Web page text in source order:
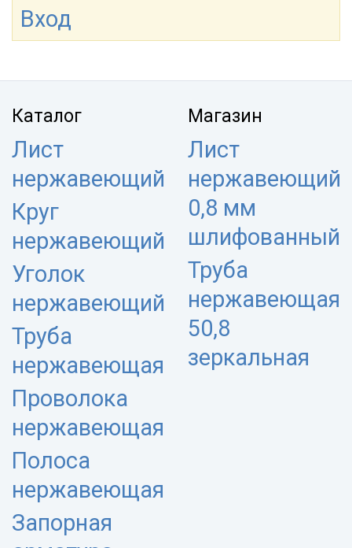
Вход
Каталог
Лист
нержавеющий
Круг
нержавеющий
Уголок
нержавеющий
Труба
нержавеющая
Проволока
нержавеющая
Полоса
нержавеющая
Запорная
Магазин
Лист
нержавеющий
0,8 мм
шлифованный
Труба
нержавеющая
50,8
зеркальная